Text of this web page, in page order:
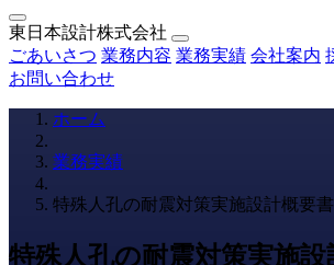
東日本設計株式会社
ごあいさつ 業務内容 業務実績 会社案内
お問い合わせ
ホーム
業務実績
特殊人孔の耐震対策実施設計概要書
特殊人孔の耐震対策実施設